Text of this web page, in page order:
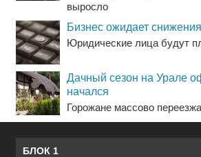
выросло
Бизнес ожидает
Юридические лица будут
Дачный сезон на Урале
начался
Горожане массово
БЛОК 1